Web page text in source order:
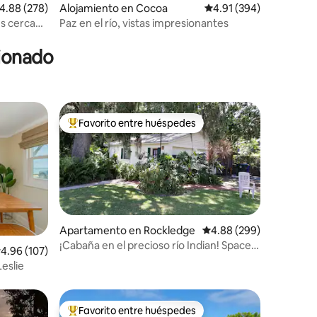
promedio: 4.88 de 5, 278 reseñas
4.88 (278)
cerca
Alojamiento en Cocoa Calificación promedio:
4.91 (394)
Paz en el río, vistas impresionantes
promedio: 4.96 de 5, 107 reseñas
4.96 (107)
Favorito entre huéspedes preferido
Favorito entre huéspedes
Apartamento en Rockledge Calificación promedio:
4.88 (299)
¡Cabaña en el precioso río Indian! Space
Favorito entre huéspedes